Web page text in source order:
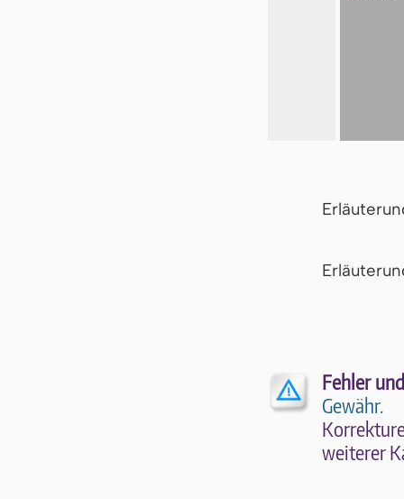
Fehler
Gewähr.
wei­te­rer